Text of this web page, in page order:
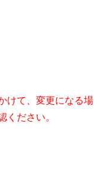
けて、変更になる場
ください。